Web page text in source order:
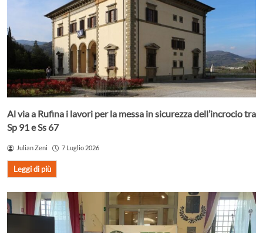
Al via a Rufina i lavori per la messa in sicurezza dell’incrocio tra
Sp 91 e Ss 67
Julian Zeni 7 Luglio 2026
Leggi di più